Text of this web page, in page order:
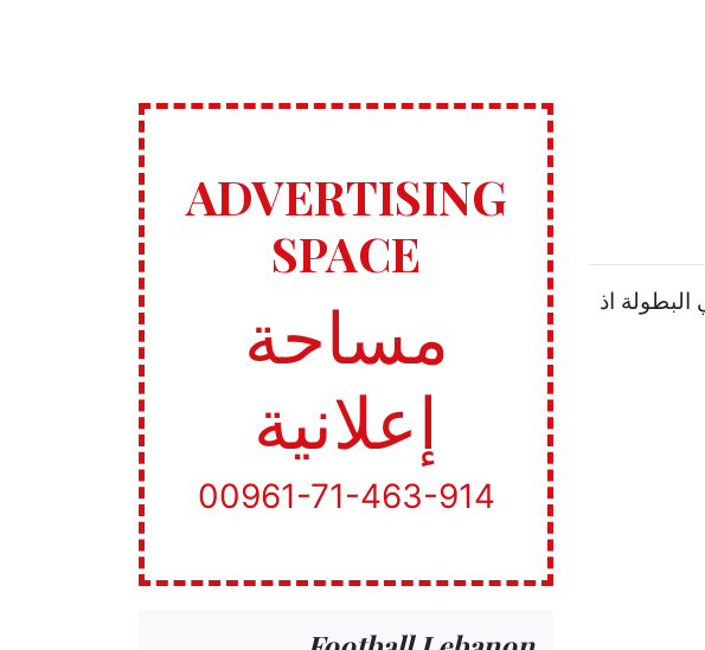
اذ
ADVERTISING
SPACE
مساحة
إعلانية
00961-71-463-914